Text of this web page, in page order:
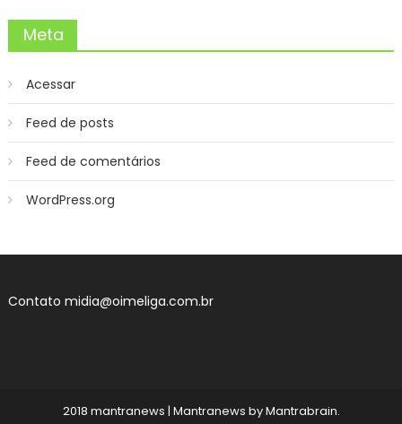
Meta
Acessar
Feed de posts
Feed de comentários
WordPress.org
Contato midia@oimeliga.com.br
2018 mantranews | Mantranews byMantrabrain.